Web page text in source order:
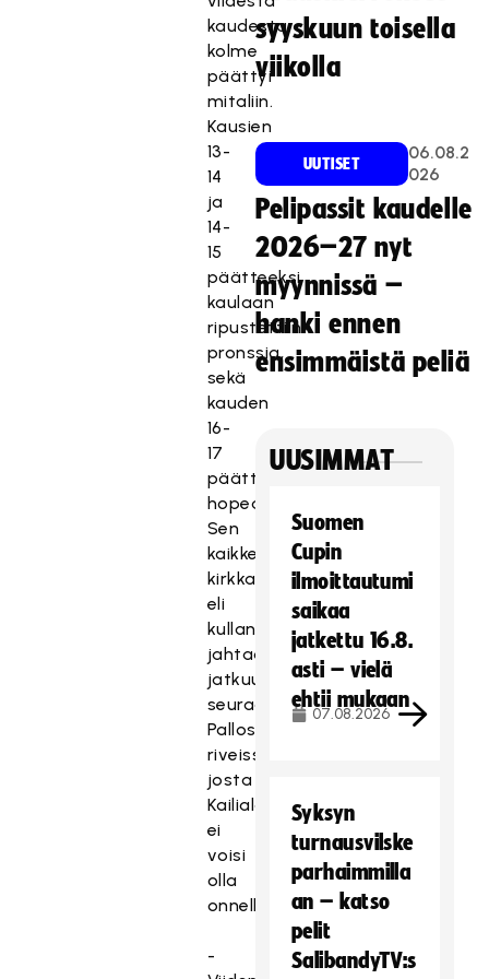
kaudesta
kolme
päättyi
mitaliin.
Kausien
13-
14
ja
14-
15
päätteeksi
kaulaan
ripustettiin
pronssia,
sekä
kauden
16-
17
päätteeksi
hopeaa.
Sen
kaikkein
kirkkaimman,
eli
kullan
jahtaaminen
jatkuu
seuraavaksi
Palloseuran
riveissä,
josta
Kailiala
ei
voisi
olla
onnellisempi.
-
syyskuun toisella
viikolla
UUTISET
06.08.2
026
Pelipassit kaudelle
2026–27 nyt
myynnissä –
hanki ennen
ensimmäistä peliä
UUSIMMAT
Suomen
Cupin
ilmoittautumi
saikaa
jatkettu 16.8.
asti – vielä
ehtii mukaan
07.08.2026
Syksyn
turnausvilske
parhaimmilla
an – katso
pelit
SalibandyTV:s